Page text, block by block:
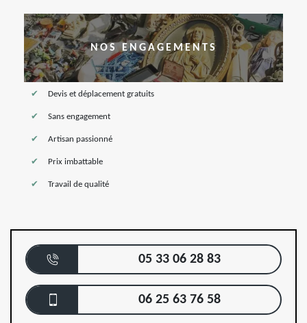
NOS ENGAGEMENTS
Devis et déplacement gratuits
Sans engagement
Artisan passionné
Prix imbattable
Travail de qualité
05 33 06 28 83
06 25 63 76 58